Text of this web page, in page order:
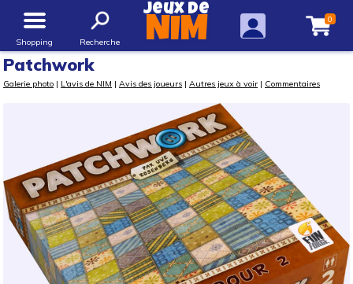
Shopping Recherche
Jeux de
NIM 0
Patchwork
Galerie photo | L'avis de NIM | Avis des joueurs | Autres jeux à voir | Commentaires